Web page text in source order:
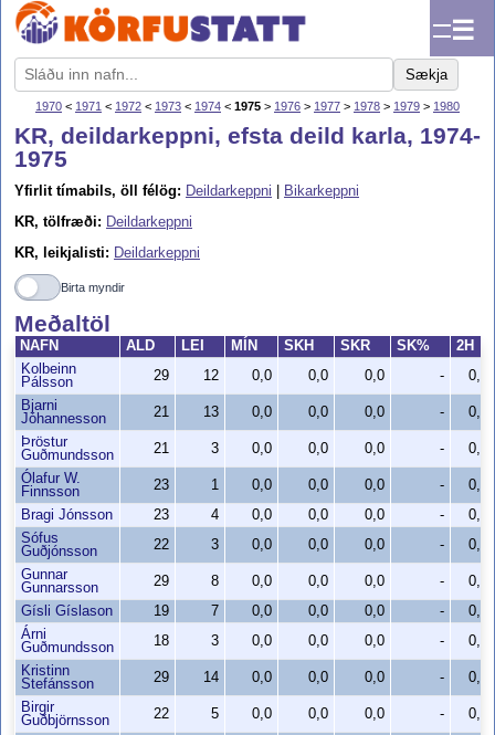
☰
Sækja
1970 < 1971 < 1972 < 1973 < 1974 < 1975 > 1976 > 1977 > 1978 > 1979 > 1980
KR, deildarkeppni, efsta deild karla, 1974-
1975
Yfirlit tímabils, öll félög: Deildarkeppni
Bikarkeppni
KR, tölfræði: Deildarkeppni
KR, leikjalisti: Deildarkeppni
Birta myndir
Meðaltöl
NAFN ALD LEI MÍN SKH SKR SK%
2H
Kolbeinn
Pálsson
29 12 0,0 0,0 0,0 -
0,0
Bjarni
Jóhannesson
21 13 0,0 0,0 0,0 -
0,0
Þröstur
Guðmundsson
21 3 0,0 0,0 0,0 -
0,0
Ólafur W.
Finnsson
23 1 0,0 0,0 0,0 -
0,0
Bragi Jónsson
23 4 0,0 0,0 0,0 -
0,0
Sófus
Guðjónsson
22 3 0,0 0,0 0,0 -
0,0
Gunnar
Gunnarsson
29 8 0,0 0,0 0,0 -
0,0
Gísli Gíslason
19 7 0,0 0,0 0,0 -
0,0
Árni
Guðmundsson
18 3 0,0 0,0 0,0 -
0,0
Kristinn
Stefánsson
29 14 0,0 0,0 0,0 -
0,0
Birgir
Guðbjörnsson
22 5 0,0 0,0 0,0 -
0,0